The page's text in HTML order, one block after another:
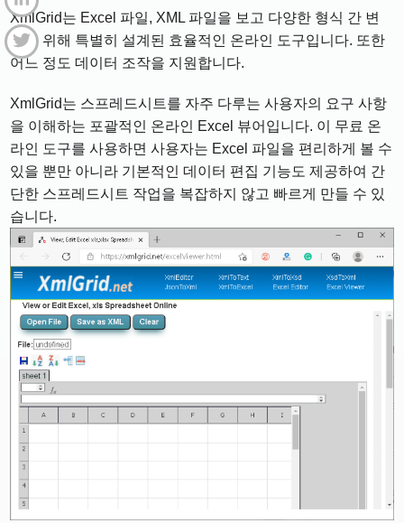
XmlGrid는 Excel 파일, XML 파일을 보고 다양한 형식 간 변
환을 위해 특별히 설계된 효율적인 온라인 도구입니다. 또한
어느 정도 데이터 조작을 지원합니다.
XmlGrid는 스프레드시트를 자주 다루는 사용자의 요구 사항
을 이해하는 포괄적인 온라인 Excel 뷰어입니다. 이 무료 온
라인 도구를 사용하면 사용자는 Excel 파일을 편리하게 볼 수
있을 뿐만 아니라 기본적인 데이터 편집 기능도 제공하여 간
단한 스프레드시트 작업을 복잡하지 않고 빠르게 만들 수 있
습니다.